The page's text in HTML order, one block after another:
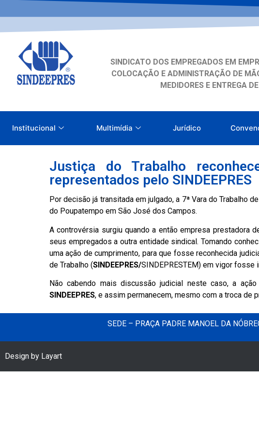
SINDICATO DOS EMPREGADOS EM
COLOCAÇÃO E ADMINISTRAÇÃO DE
MEDIDORES E ENTREGA
Institucional Multimídia Jurídico
Justiça do Trabalho
representados pelo SINDEEPRES
Por decisão já transitada em julgado, a 7ª Vara do Trabalho
do Poupatempo em São José dos Campos.
A controvérsia surgiu quando a então empresa prestadora
seus empregados a outra entidade sindical. Tomando
uma ação de cumprimento, para que fosse reconhecida
de Trabalho (SINDEEPRES/SINDEPRESTEM) em vigor fosse
Não cabendo mais discussão judicial neste caso, a
SINDEEPRES, e assim permanecem, mesmo com a troca de
SEDE – PRAÇA PADRE MANOEL DA
Design by Layart